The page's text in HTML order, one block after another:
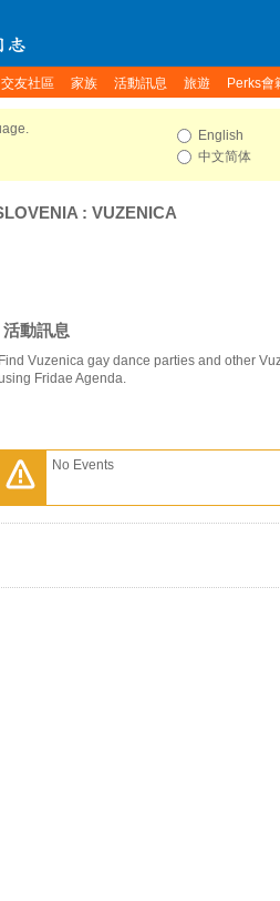
交友社區 家族 活動訊息 旅遊 Perks會
English
中文简体
: VUZENICA
活動訊息
Find Vuzenica gay dance parties and other
Fridae Agenda.
No Events